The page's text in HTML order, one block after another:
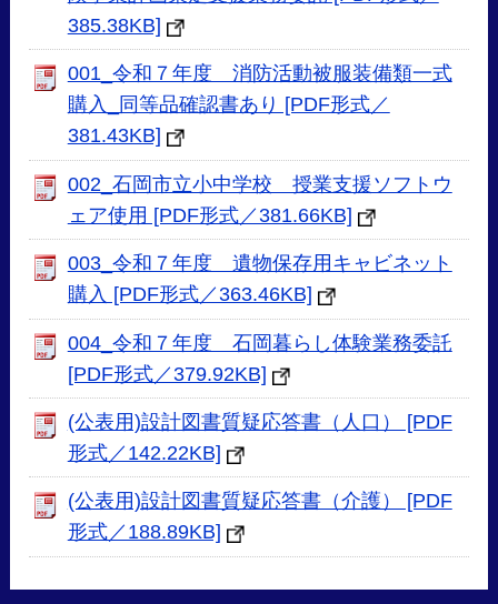
385.38KB]
001_令和７年度 消防活動被服装備類一式
購入_同等品確認書あり [PDF形式／
381.43KB]
002_石岡市立小中学校 授業支援ソフトウ
ェア使用 [PDF形式／381.66KB]
003_令和７年度 遺物保存用キャビネット
購入 [PDF形式／363.46KB]
004_令和７年度 石岡暮らし体験業務委託
[PDF形式／379.92KB]
(公表用)設計図書質疑応答書（人口） [PDF
形式／142.22KB]
(公表用)設計図書質疑応答書（介護） [PDF
形式／188.89KB]